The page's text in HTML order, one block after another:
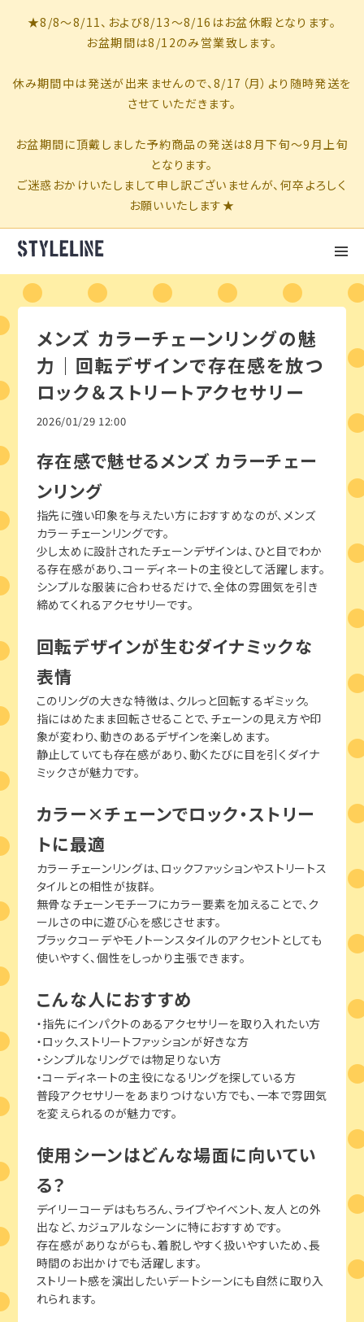
メンズ カラーチェーンリングの魅
力｜回転デザインで存在感を放つ
ロック＆ストリートアクセサリー
2026/01/29 12:00
存在感で魅せるメンズ カラーチェー
ンリング
指先に強い印象を与えたい方におすすめなのが、メンズ
カラーチェーンリングです。
少し太めに設計されたチェーンデザインは、ひと目でわか
る存在感があり、コーディネートの主役として活躍します。
シンプルな服装に合わせるだけで、全体の雰囲気を引き
締めてくれるアクセサリーです。
回転デザインが生むダイナミックな
表情
このリングの大きな特徴は、クルっと回転するギミック。
指にはめたまま回転させることで、チェーンの見え方や印
象が変わり、動きのあるデザインを楽しめます。
静止していても存在感があり、動くたびに目を引くダイナ
ミックさが魅力です。
カラー×チェーンでロック・ストリー
トに最適
カラーチェーンリングは、ロックファッションやストリートス
タイルとの相性が抜群。
無骨なチェーンモチーフにカラー要素を加えることで、ク
ールさの中に遊び心を感じさせます。
ブラックコーデやモノトーンスタイルのアクセントとしても
使いやすく、個性をしっかり主張できます。
こんな人におすすめ
・指先にインパクトのあるアクセサリーを取り入れたい方
・ロック、ストリートファッションが好きな方
・シンプルなリングでは物足りない方
・コーディネートの主役になるリングを探している方
普段アクセサリーをあまりつけない方でも、一本で雰囲気
を変えられるのが魅力です。
使用シーンはどんな場面に向いてい
る？
デイリーコーデはもちろん、ライブやイベント、友人との外
出など、カジュアルなシーンに特におすすめです。
存在感がありながらも、着脱しやすく扱いやすいため、長
時間のお出かけでも活躍します。
ストリート感を演出したいデートシーンにも自然に取り入
れられます。